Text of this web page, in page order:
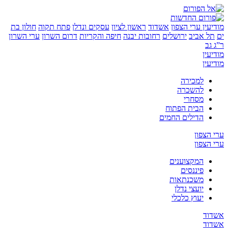
ערי הצפון אשדוד ראשון לציון עסקים ונדלן פתח תקוה חולון בת
אביב ירושלים רחובות יבנה חיפה והקריות דרום השרון ערי השרון
למכירה
להשכרה
מסחרי
הבית הפתוח
הדילים החמים
המקצוענים
פיננסים
משכנתאות
יועצי נדלן
יעוץ כלכלי